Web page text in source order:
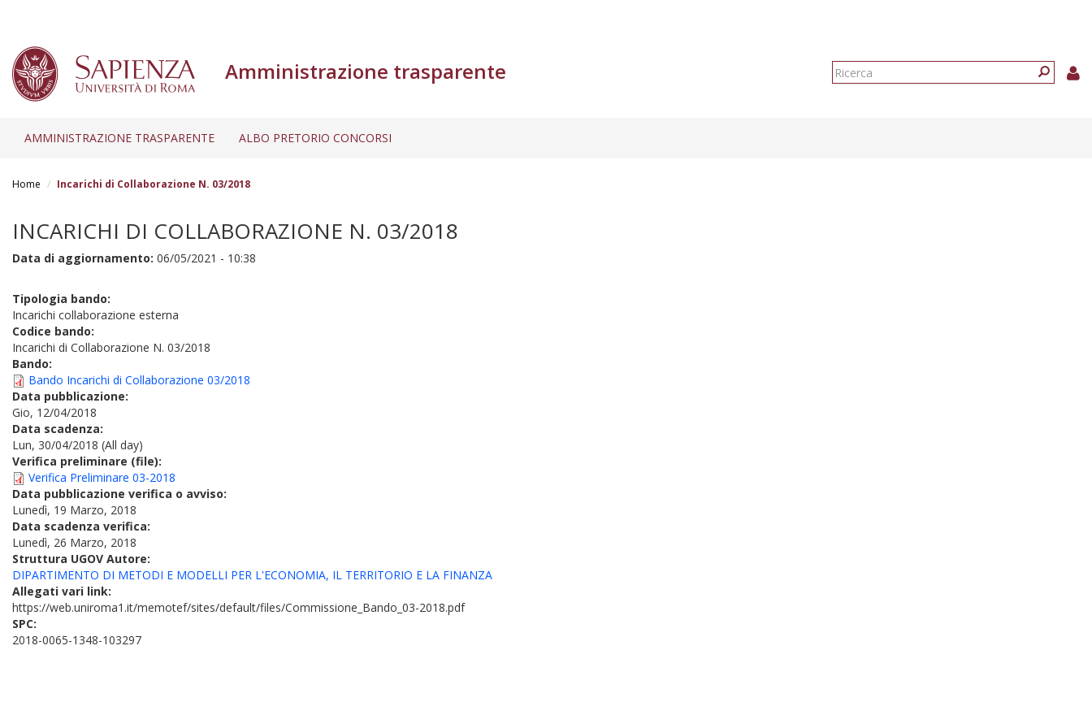
Amministrazione trasparente
Form
AMMINISTRAZIONE TRASPARENTE ALBO PRETORIO CONCORSI
Home Incarichi di Collaborazione N. 03/2018
INCARICHI DI COLLABORAZIONE N. 03/2018
Data di aggiornamento: 06/05/2021 - 10:38
Tipologia bando:
Incarichi collaborazione esterna
Codice bando:
Incarichi di Collaborazione N. 03/2018
Bando:
Bando Incarichi di Collaborazione 03/2018
Data pubblicazione:
Gio, 12/04/2018
Data scadenza:
Lun, 30/04/2018 (All day)
Verifica preliminare (file):
Verifica Preliminare 03-2018
Data pubblicazione verifica o avviso:
Lunedì, 19 Marzo, 2018
Data scadenza verifica:
Lunedì, 26 Marzo, 2018
Struttura UGOV Autore:
DIPARTIMENTO DI METODI E MODELLI PER L'ECONOMIA, IL TERRITORIO E LA FINANZA
Allegati vari link:
https://web.uniroma1.it/memotef/sites/default/files/Commissione_Bando_03-2018.pdf
SPC:
2018-0065-1348-103297